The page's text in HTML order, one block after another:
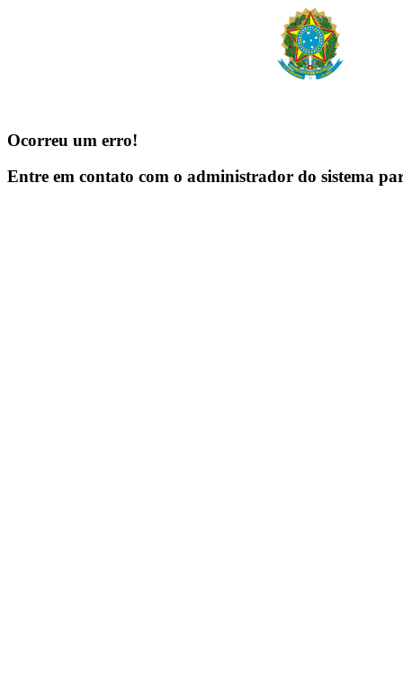
Ocorreu um erro!
Entre em contato com o administrador do sistema